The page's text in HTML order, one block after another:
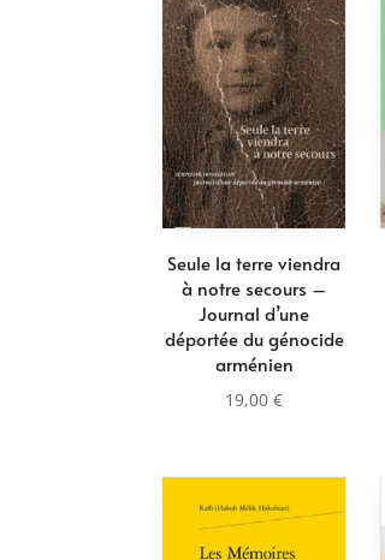
Seule la terre viendra
à notre secours –
Journal d’une
déportée du génocide
arménien
19,00€